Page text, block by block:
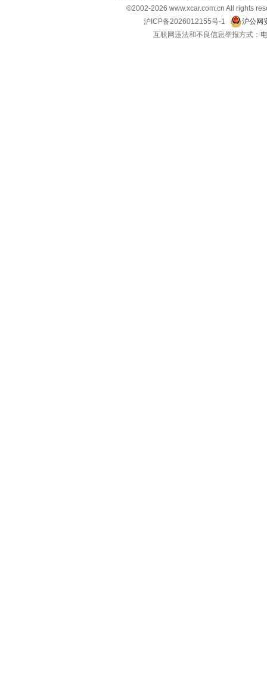
©2002-2026 www.xcar.com.cn All rights
沪ICP备2026012155号-1
沪公网
互联网违法和不良信息举报方式：